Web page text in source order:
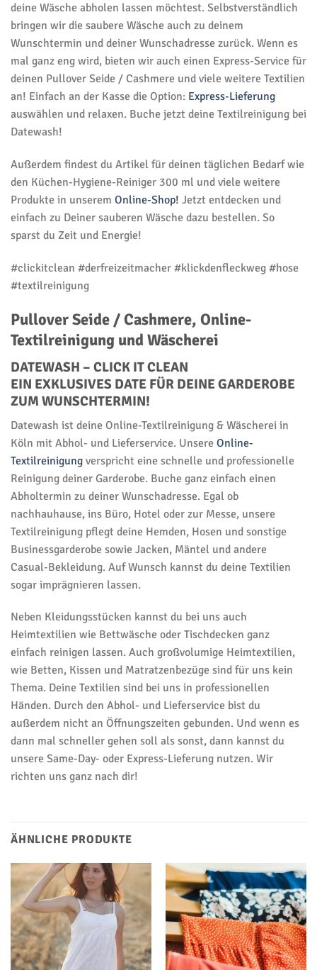
deine Wäsche abholen lassen möchtest. Selbstverständlich
bringen wir die saubere Wäsche auch zu deinem
Wunschtermin und deiner Wunschadresse zurück. Wenn es
mal ganz eng wird, bieten wir auch einen Express-Service für
deinen Pullover Seide / Cashmere und viele weitere Textilien
an! Einfach an der Kasse die Option: Express-Lieferung
auswählen und relaxen. Buche jetzt deine Textilreinigung bei
Datewash!
Außerdem findest du Artikel für deinen täglichen Bedarf wie
den Küchen-Hygiene-Reiniger 300 ml und viele weitere
Produkte in unserem Online-Shop! Jetzt entdecken und
einfach zu Deiner sauberen Wäsche dazu bestellen. So
sparst du Zeit und Energie!
#clickitclean #derfreizeitmacher #klickdenfleckweg #hose
#textilreinigung
Pullover Seide / Cashmere, Online-
Textilreinigung und Wäscherei
DATEWASH – CLICK IT CLEAN
EIN EXKLUSIVES DATE FÜR DEINE GARDEROBE
ZUM WUNSCHTERMIN!
Datewash ist deine Online-Textilreinigung & Wäscherei in
Köln mit Abhol- und Lieferservice. Unsere Online-
Textilreinigung verspricht eine schnelle und professionelle
Reinigung deiner Garderobe. Buche ganz einfach einen
Abholtermin zu deiner Wunschadresse. Egal ob
nachhauhause, ins Büro, Hotel oder zur Messe, unsere
Textilreinigung pflegt deine Hemden, Hosen und sonstige
Businessgarderobe sowie Jacken, Mäntel und andere
Casual-Bekleidung. Auf Wunsch kannst du deine Textilien
sogar imprägnieren lassen.
Neben Kleidungsstücken kannst du bei uns auch
Heimtextilien wie Bettwäsche oder Tischdecken ganz
einfach reinigen lassen. Auch großvolumige Heimtextilien,
wie Betten, Kissen und Matratzenbezüge sind für uns kein
Thema. Deine Textilien sind bei uns in professionellen
Händen. Durch den Abhol- und Lieferservice bist du
außerdem nicht an Öffnungszeiten gebunden. Und wenn es
dann mal schneller gehen soll als sonst, dann kannst du
unsere Same-Day- oder Express-Lieferung nutzen. Wir
richten uns ganz nach dir!
ÄHNLICHE PRODUKTE